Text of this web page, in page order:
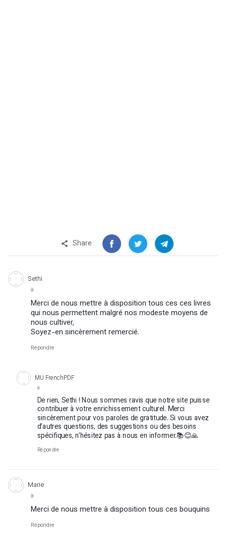
Share
Sethi
à
Merci de nous mettre à disposition tous ces ces livres
qui nous permettent malgré nos modeste moyens de
nous cultiver,
Soyez-en sincèrement remercié.
Répondre
MU FrenchPDF
à
De rien, Sethi ! Nous sommes ravis que notre site puisse
contribuer à votre enrichissement culturel. Merci
sincèrement pour vos paroles de gratitude. Si vous avez
d’autres questions, des suggestions ou des besoins
spécifiques, n’hésitez pas à nous en informer.📚😊🙏
Répondre
Marie
à
Merci de nous mettre à disposition tous ces bouquins
Répondre